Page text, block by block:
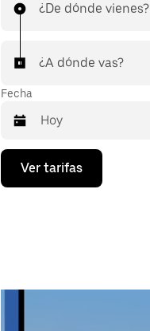
¿De dónde vienes?
¿A dónde vas?
Fecha
Presiona
flecha
calendario
Ver tarifas